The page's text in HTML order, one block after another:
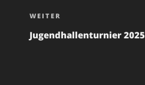
Nächster
Beitrag
WEITER
Jugendhallenturnier 2025